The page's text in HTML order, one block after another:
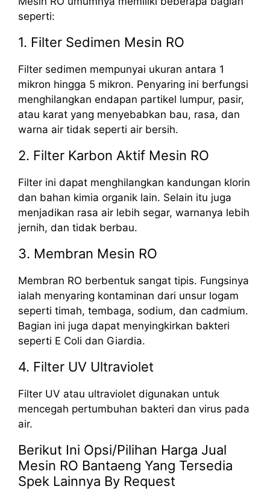
seperti:
1. Filter Sedimen Mesin RO
Filter sedimen mempunyai ukuran antara 1
mikron hingga 5 mikron. Penyaring ini berfungsi
menghilangkan endapan partikel lumpur, pasir,
atau karat yang menyebabkan bau, rasa, dan
warna air tidak seperti air bersih.
2. Filter Karbon Aktif Mesin RO
Filter ini dapat menghilangkan kandungan klorin
dan bahan kimia organik lain. Selain itu juga
menjadikan rasa air lebih segar, warnanya lebih
jernih, dan tidak berbau.
3. Membran Mesin RO
Membran RO berbentuk sangat tipis. Fungsinya
ialah menyaring kontaminan dari unsur logam
seperti timah, tembaga, sodium, dan cadmium.
Bagian ini juga dapat menyingkirkan bakteri
seperti E Coli dan Giardia.
4. Filter UV Ultraviolet
Filter UV atau ultraviolet digunakan untuk
mencegah pertumbuhan bakteri dan virus pada
air.
Berikut Ini Opsi/Pilihan Harga Jual
Mesin RO Bantaeng Yang Tersedia
Spek Lainnya By Request